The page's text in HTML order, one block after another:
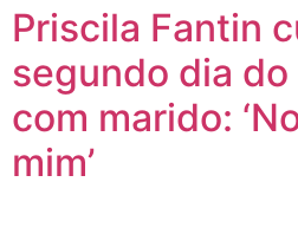
Priscila Fantin
segundo dia do
com marido:
mim’